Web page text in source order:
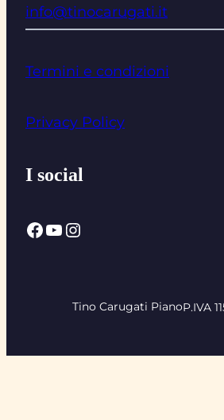
info@tinocarugati.it
Termini e condizioni
Privacy Policy
I social
Facebook YouTube Instagram
Tino Carugati PianoP.IVA